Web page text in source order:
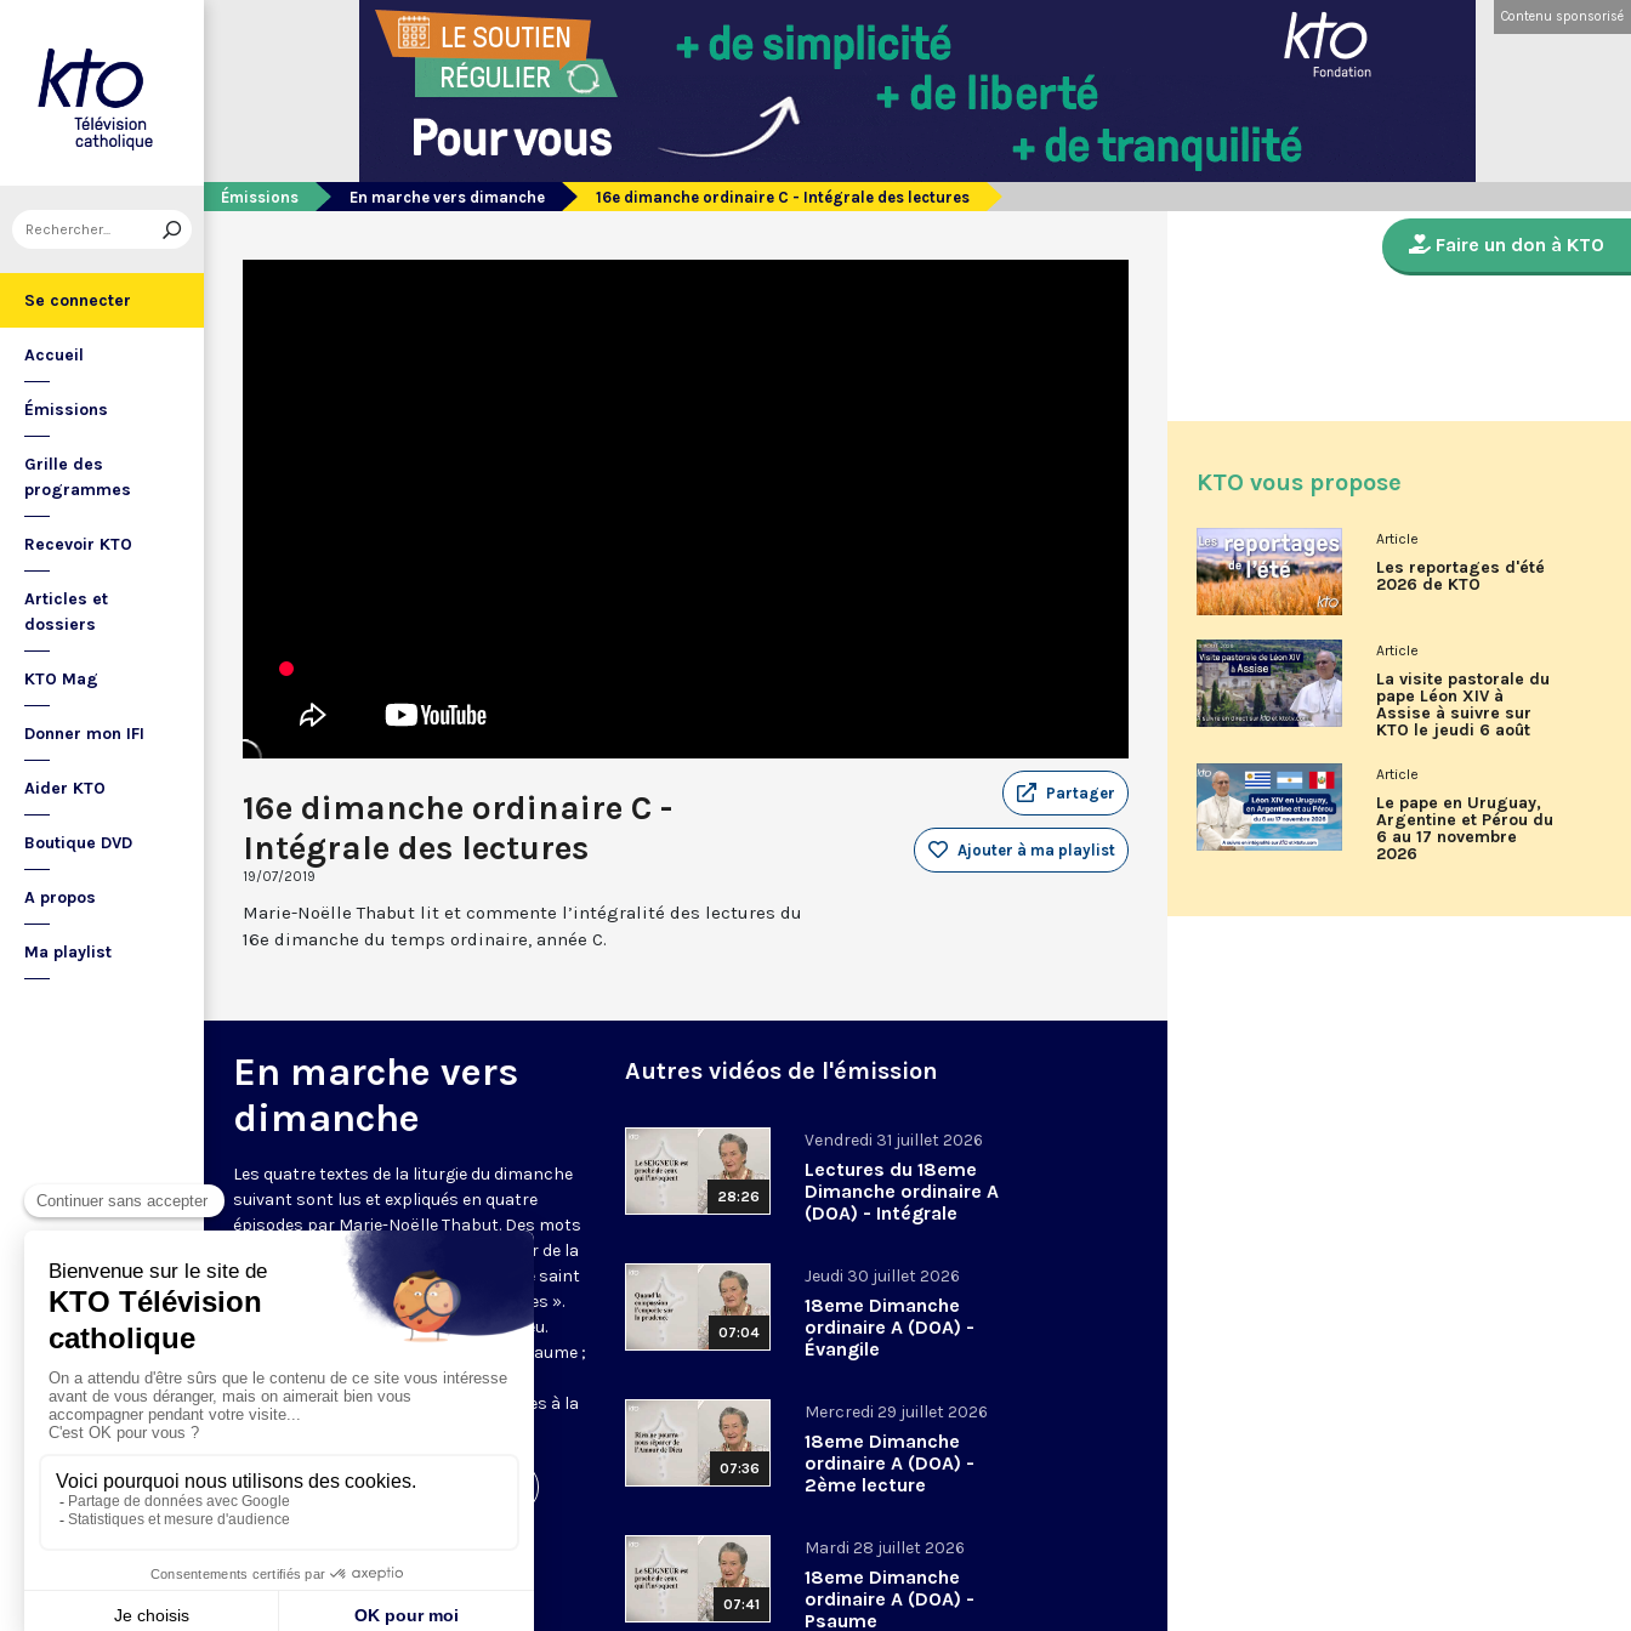
Se connecter
Accueil
Émissions
Grille des
programmes
Recevoir KTO
Articles et
dossiers
KTO Mag
Donner mon IFI
Aider KTO
Boutique DVD
A propos
Ma playlist
Contenu sponsorisé
Émissions En marche vers dimanche 16e dimanche ordinaire C - Intégrale des lectures
16e dimanche ordinaire C -
Intégrale des lectures
19/07/2019
Partager
Ajouter à ma playlist
Marie-Noëlle Thabut lit et commente l’intégralité des lectures du
16e dimanche du temps ordinaire, année C.
En marche vers
dimanche
Les quatre textes de la liturgie du dimanche
suivant sont lus et expliqués en quatre
épisodes par Marie-Noëlle Thabut. Des mots
simples et lumineux pour aller au cœur de la
Révélation biblique, entrer dans ce que saint
Luc appelle « l’intelligence des Écritures ».
Chaque jour, vivez avec la Parole de Dieu.
Lundi, la première lecture ; mardi, le psaume ;
mercredi, la deuxième lecture ; jeudi,
l’Évangile ; vendredi, les quatre épisodes à la
Visiter la page de l'émission
Autres vidéos de l'émission
28:26
Vendredi 31 juillet 2026
Lectures du 18eme
Dimanche ordinaire A
(DOA) - Intégrale
07:04
Jeudi 30 juillet 2026
18eme Dimanche
ordinaire A (DOA) -
Évangile
07:36
Mercredi 29 juillet 2026
18eme Dimanche
ordinaire A (DOA) -
2ème lecture
07:41
Mardi 28 juillet 2026
18eme Dimanche
ordinaire A (DOA) -
Psaume
Faire un don à KTO
KTO vous propose
Article
Les reportages d'été
2026 de KTO
Article
La visite pastorale du
pape Léon XIV à
Assise à suivre sur
KTO le jeudi 6 août
Article
Le pape en Uruguay,
Argentine et Pérou du
6 au 17 novembre
2026